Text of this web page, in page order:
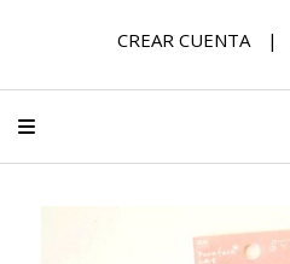
CREAR CUENTA